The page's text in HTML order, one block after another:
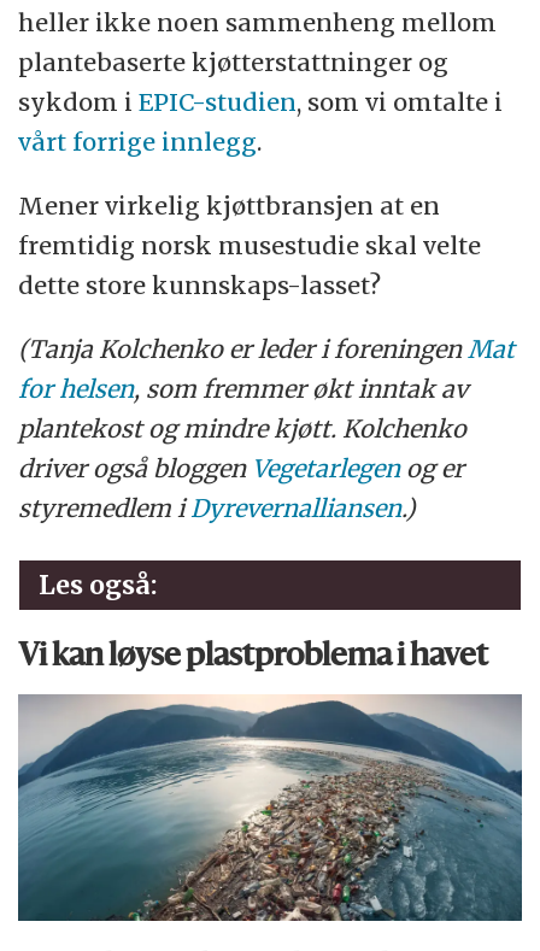
heller ikke noen sammenheng mellom
plantebaserte kjøtterstattninger og
sykdom iEPIC-studien, som vi omtalte i
vårt forrige innlegg.
Mener virkelig kjøttbransjen at en
fremtidig norsk musestudie skal velte
dette store kunnskaps-lasset?
(Tanja Kolchenko er leder i foreningenMat
for helsen, som fremmer økt inntak av
plantekost og mindre kjøtt. Kolchenko
driver også bloggen Vegetarlegenog er
styremedlem iDyrevernalliansen.)
Les også:
Vi kan løyse plast­problema i havet